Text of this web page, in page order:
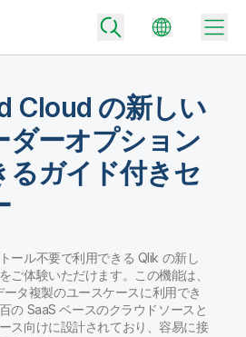
トナーとの連携
分析の価値を最大化
タ品質の価格
信頼できるデータを迅速に提供し、よりスマー
。
ミナー
Cloud の新しい
ダーオプション
るガイド付きセ
ール不要で利用できる Qlik の新し
ご体験いただけます。この機能は、
タ複製のユースケースに利用でき
の SaaS ベースのクラウドソースと
ス向けに設計されており、容易に接